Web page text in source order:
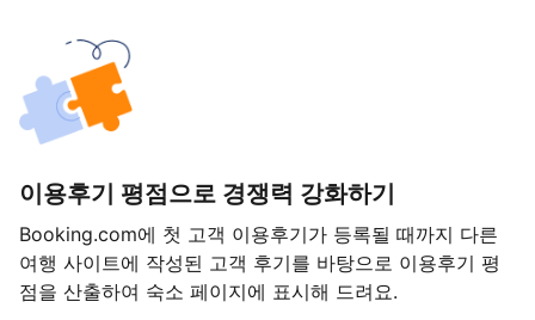
이용후기 평점으로 경쟁력 강화하기
Booking.com에 첫 고객 이용후기가 등록될 때까지 다른
여행 사이트에 작성된 고객 후기를 바탕으로 이용후기 평
점을 산출하여 숙소 페이지에 표시해 드려요.